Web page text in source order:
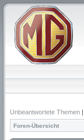
Unbeantwortete Themen |
Foren-Übersicht